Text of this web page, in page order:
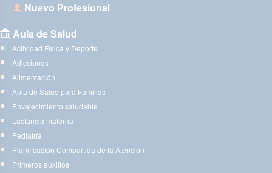
Nuevo Profesional
Aula de Salud
Actividad Física y Deporte
Adicciones
Alimentación
Aula de Salud para Familias
Envejecimiento saludable
Lactancia materna
Pediatría
Planificación Compartida de la Atención
Primeros auxilios